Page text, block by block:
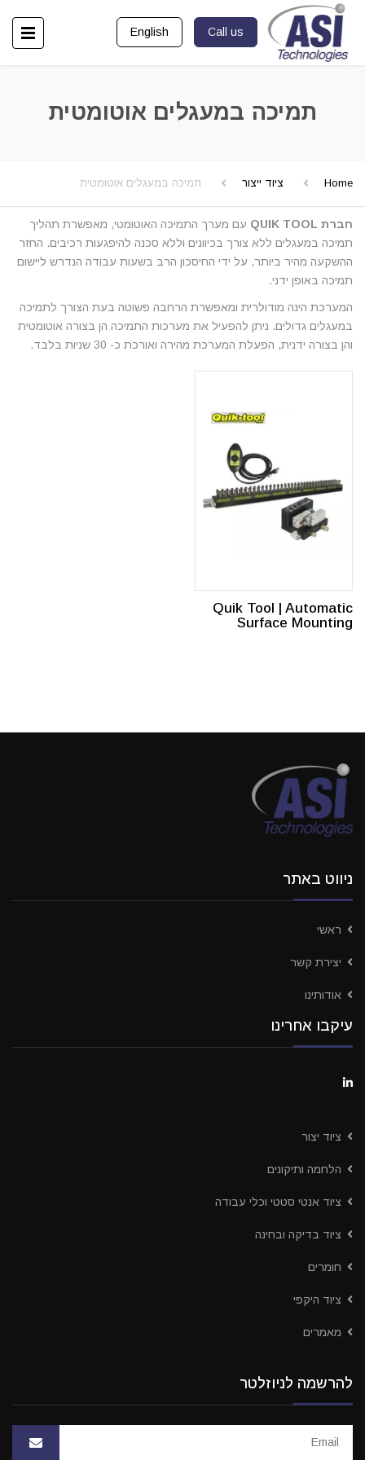
Call us
English
תמיכה במעגלים אוטומטית
Home ציוד ייצור תמיכה במעגלים אוטומטית
חברת QUIK TOOL
עם מערך התמיכה האוטומטי, מאפשרת תהליך
תמיכה במעגלים ללא צורך בכיוונים וללא סכנה להיפגעות רכיבים. החזר
ההשקעה מהיר ביותר, על ידי החיסכון הרב בשעות עבודה הנדרש ליישום
תמיכה באופן ידני.
המערכת הינה מודולרית ומאפשרת הרחבה פשוטה בעת הצורך לתמיכה
במעגלים גדולים. ניתן להפעיל את מערכות התמיכה הן בצורה אוטומטית
והן בצורה ידנית, הפעלת המערכת מהירה ואורכת כ- 30 שניות בלבד.
Quik Tool | Automatic
Surface Mounting
ניווט באתר
ראשי
יצירת קשר
אודותינו
עיקבו אחרינו
ציוד יצור
הלחמה ותיקונים
ציוד אנטי סטטי וכלי עבודה
ציוד בדיקה ובחינה
חומרים
ציוד היקפי
מאמרים
להרשמה לניוזלטר